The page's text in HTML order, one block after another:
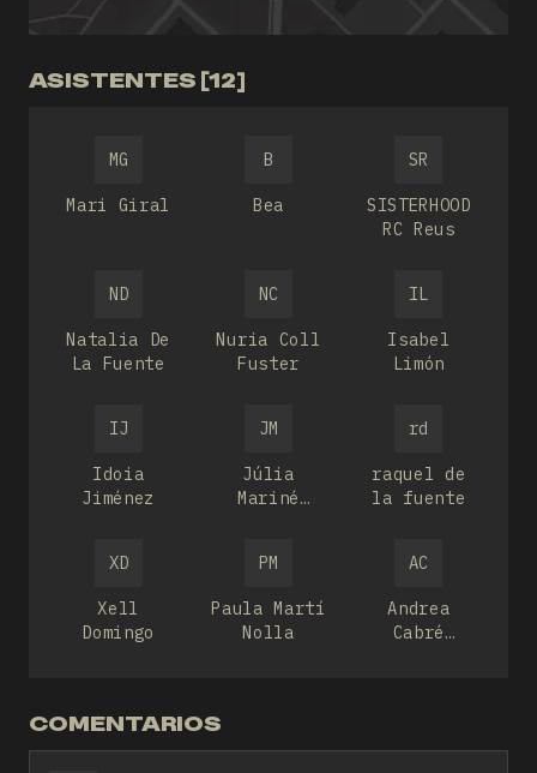
ASISTENTES [12]
MG
Mari Giral
B
Bea
SR
SISTERHOOD
RC Reus
ND
Natalia De
La Fuente
NC
Nuria Coll
Fuster
IL
Isabel
Limón
IJ
Idoia
Jiménez
JM
Júlia
Mariné
rd
raquel de
la fuente
XD
Xell
Domingo
PM
Paula Martí
Nolla
AC
Andrea
Cabré
COMENTARIOS